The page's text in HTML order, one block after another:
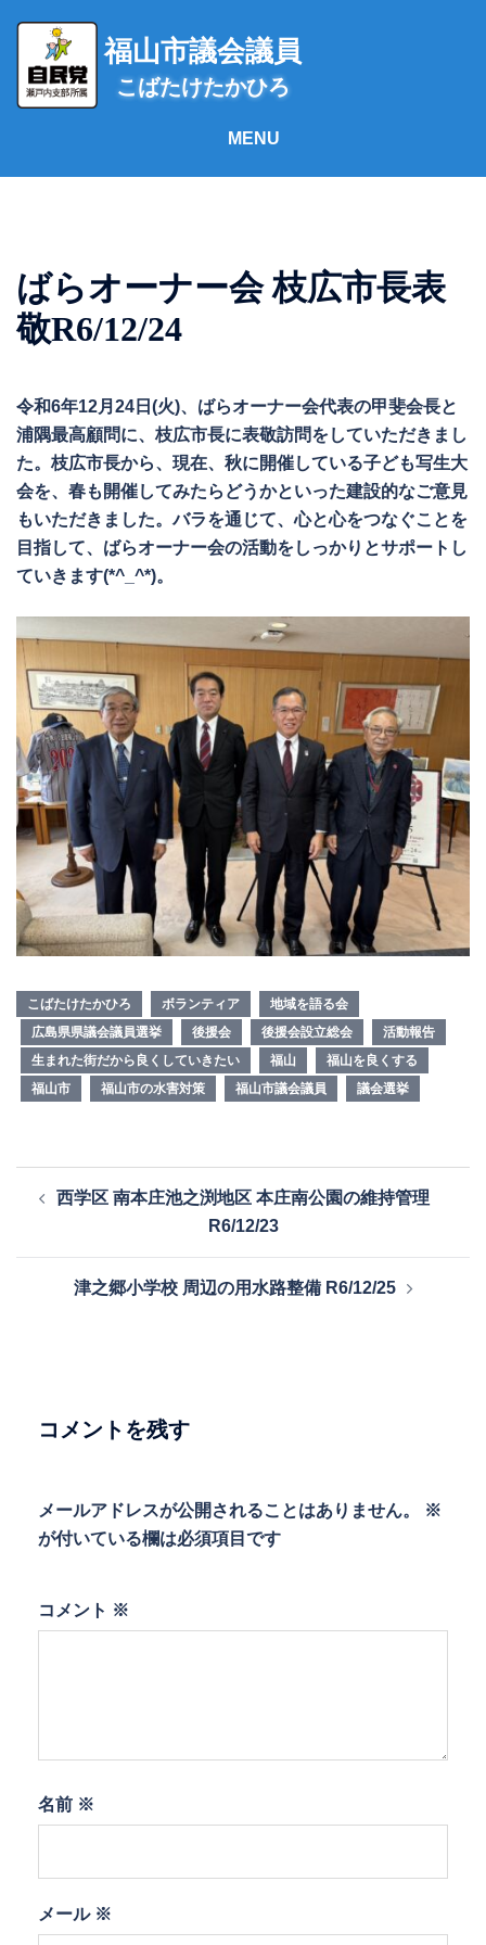
ス
福山市議会議員
こばたけたかひろ
ばらオーナー会 枝広市長表
敬R6/12/24
令和6年12月24日(火)、ばらオーナー会代表の甲斐会長と
浦隅最高顧問に、枝広市長に表敬訪問をしていただきまし
た。枝広市長から、現在、秋に開催している子ども写生大
会を、春も開催してみたらどうかといった建設的なご意見
もいただきました。バラを通じて、心と心をつなぐことを
目指して、ばらオーナー会の活動をしっかりとサポートし
ていきます(*^_^*)。
こばたけたかひろ ボランティア
地域を語る会
広島県県議会議員選挙
後援会 後援会設立総会
活動報告
生まれた街だから良くしていきたい
福山
福山を良くする
福山市
福山市の水害対策 福山市議会議員 議会選挙
稿
ン
西学区 南本庄池之渕地区 本庄南公園の維持管理
R6/12/23
津之郷小学校 周辺の用水路整備 R6/12/25
コメントを残す
メールアドレスが公開されることはありません。
※
が付いている欄は必須項目です
コメント ※
名前 ※
メール ※